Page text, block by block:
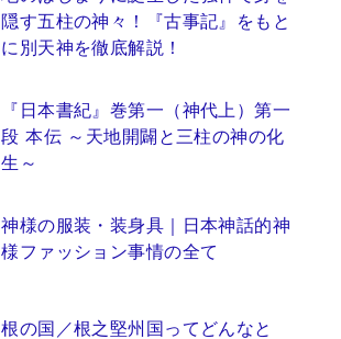
隠す五柱の神々！『古事記』をもと
に別天神を徹底解説！
『日本書紀』巻第一（神代上）第一
段 本伝 ～天地開闢と三柱の神の化
生～
神様の服装・装身具｜日本神話的神
様ファッション事情の全て
根の国／根之堅州国ってどんなと